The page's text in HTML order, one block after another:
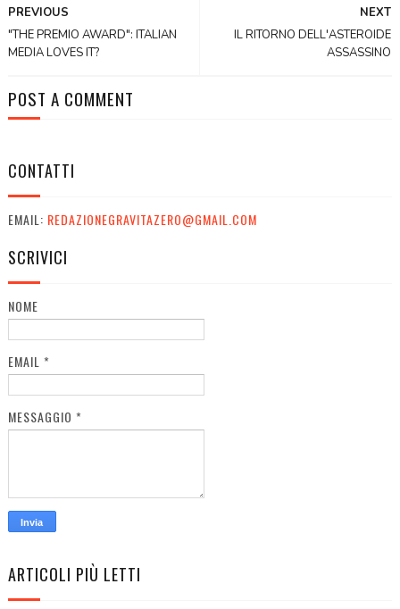
NEXT
IL RITORNO DELL'ASTEROIDE
ASSASSINO
PREVIOUS
"THE PREMIO AWARD": ITALIAN
MEDIA LOVES IT?
POST A COMMENT
CONTATTI
EMAIL: REDAZIONEGRAVITAZERO@GMAIL.COM
SCRIVICI
NOME
EMAIL *
MESSAGGIO *
ARTICOLI PIÙ LETTI